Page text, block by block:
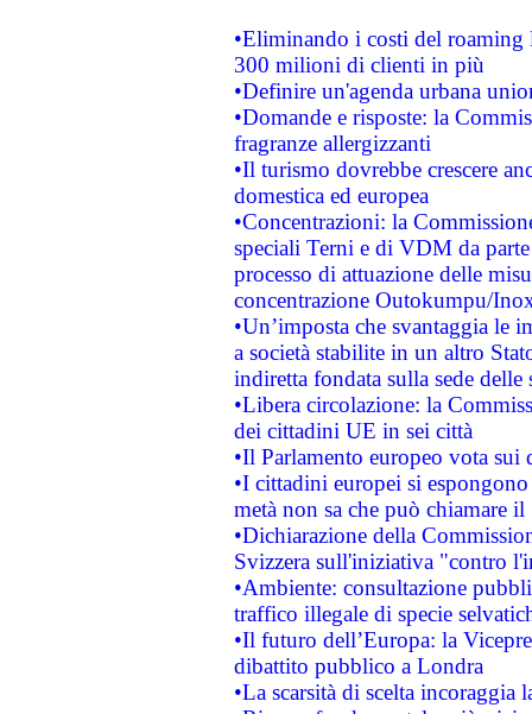
•Eliminando i costi del roaming
300 milioni di clienti in più
•Definire un'agenda urbana
•Domande e risposte: la
fragranze allergizzanti
•Il turismo dovrebbe crescere
domestica ed europea
•Concentrazioni: la
speciali Terni e di VDM da
processo di attuazione delle
concentrazione Outokumpu/
•Un’imposta che svantaggia le
a società stabilite in un altro
indiretta fondata sulla sede delle
•Libera circolazione: la
dei cittadini UE in sei città
•Il Parlamento europeo vota sui
•I cittadini europei si
metà non sa che può chiamare
•Dichiarazione della
Svizzera sull'iniziativa "contro
•Ambiente: consultazione
traffico illegale di specie
•Il futuro dell’Europa: la
dibattito pubblico a Londra
•La scarsità di scelta